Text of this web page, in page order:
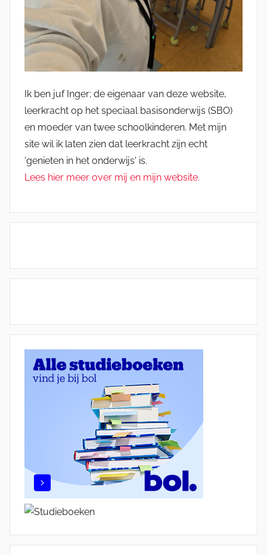
Ik ben juf Inger; de eigenaar van deze website,
leerkracht op het speciaal basisonderwijs (SBO)
en moeder van twee schoolkinderen. Met mijn
site wil ik laten zien dat leerkracht zijn echt
'genieten in het onderwijs' is.
Lees hier meer over mij en mijn website.